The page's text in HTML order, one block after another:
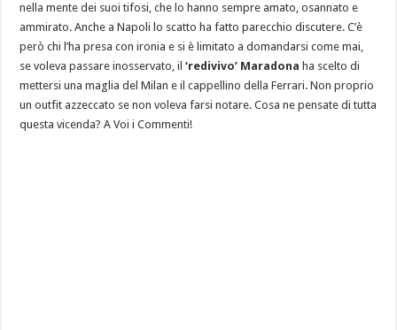
nella mente dei suoi tifosi, che lo hanno sempre amato, osannato e
ammirato. Anche a Napoli lo scatto ha fatto parecchio discutere. C’è
però chi l’ha presa con ironia e si è limitato a domandarsi come mai,
se voleva passare inosservato, il‘redivivo’ Maradona ha scelto di
mettersi una maglia del Milan e il cappellino della Ferrari. Non proprio
un outfit azzeccato se non voleva farsi notare. Cosa ne pensate di tutta
questa vicenda? A Voi i Commenti!